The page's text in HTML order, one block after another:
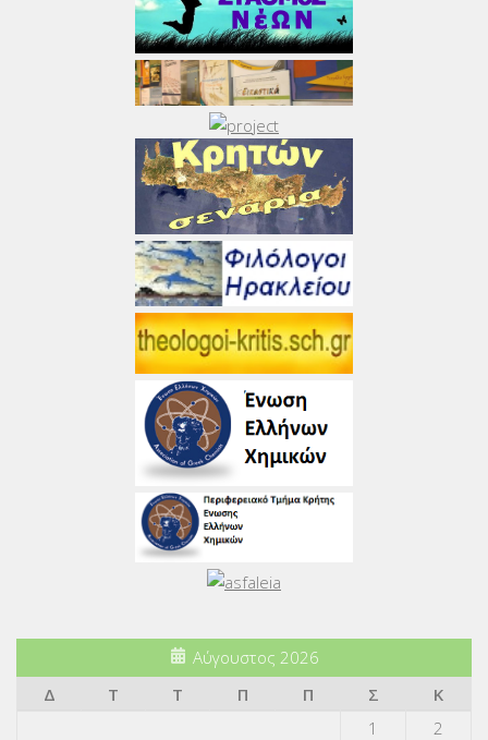
Αύγουστος 2026
Δ
Τ Τ Π Π Σ
Κ
1
2